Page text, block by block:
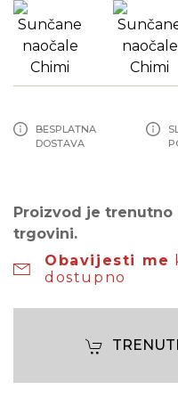
BESPLATNA
DOSTAVA
Proizvod je trenutno
trgovini.
Obavijesti me
dostupno